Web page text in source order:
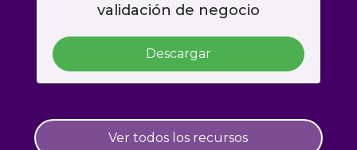
validación de negocio
Descargar
Ver todos los recursos